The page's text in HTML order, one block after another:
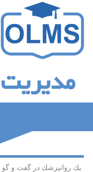
یك روانپزشك در گفت و گو